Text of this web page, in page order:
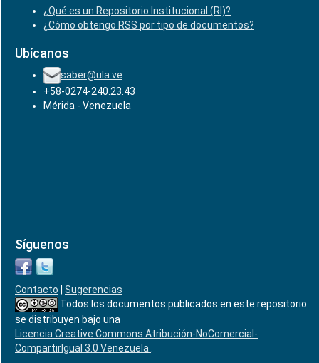
¿Qué es un Repositorio Institucional (RI)?
¿Cómo obtengo RSS por tipo de documentos?
Ubícanos
saber@ula.ve
+58-0274-240.23.43
Mérida - Venezuela
Síguenos
Contacto
Sugerencias
Todos los documentos publicados en este repositorio
se distribuyen bajo una
Licencia Creative Commons Atribución-NoComercial-
CompartirIgual 3.0 Venezuela